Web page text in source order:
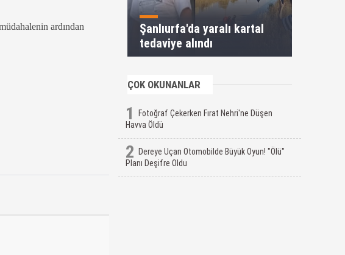
ardından
Şanlıurfa'da yaralı kartal
tedaviye alındı
ÇOK OKUNANLAR
1
Fotoğraf Çekerken Fırat Nehri'ne Düşen
Havva Öldü
2
Dereye Uçan Otomobilde Büyük Oyun! "Ölü"
Planı Deşifre Oldu